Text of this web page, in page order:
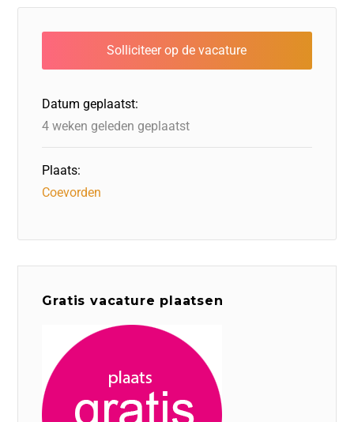
e
b
o
o
k
e
dI
n
o
d
o
n
a
d
s
s
A
p
l
Datum geplaatst:
4 weken geleden geplaatst
Plaats:
Coevorden
Gratis vacature plaatsen